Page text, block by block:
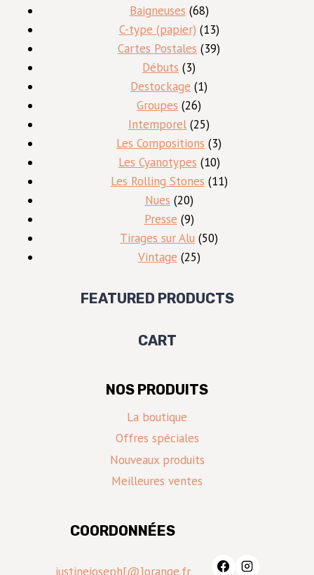
produits
Baigneuses 6868
produits
C-type (papier) 1313
produits
Cartes Postales 3939
Débuts 33
produits
Destockage 11
Groupes 2626
produits
Intemporel 2525
produits
Les Compositions 33
produits
Les Cyanotypes 1010
produits
Les Rolling Stones 1111
Nues 2020
produits
Presse 99
produits
Tirages sur Alu 5050
Vintage 2525
FEATURED PRODUCTS
CART
NOS PRODUITS
La boutique
Offres spéciales
Nouveaux produits
Meilleures ventes
COORDONNÉES
justinejoseph[@]orange.fr